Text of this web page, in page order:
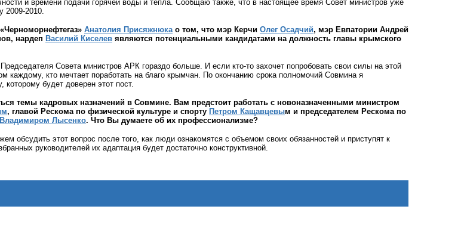
и времени подачи горячей воды и тепла. Сообщаю также, что в настоящее время Совет министров уже
2009-2010.
Анатолия Присяжнюка о том, что мэр Керчи Олег Осадчий, мэр Евпатории Андрей
нардеп Василий Киселев являются потенциальными кандидатами на должность главы крымского
Совета министров АРК гораздо больше. И если кто-то захочет попробовать свои силы на этой
каждому, кто мечтает поработать на благо крымчан. По окончанию срока полномочий Совмина я
будет доверен этот пост.
темы кадровых назначений в Совмине. Вам предстоит работать с новоназначенными министром
, главой Рескома по физической культуре и спорту Петром Кащавцевым и председателем Рескома по
Владимиром Лысенко. Что Вы думаете об их профессионализме?
обсудить этот вопрос после того, как люди ознакомятся с объемом своих обязанностей и приступят к
руководителей их адаптация будет достаточно конструктивной.